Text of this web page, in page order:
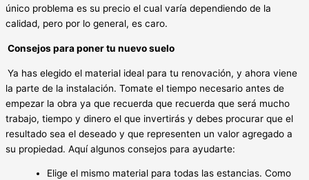
único problema es su precio el cual varía dependiendo de la
calidad, pero por lo general, es caro.
Consejos para poner tu nuevo suelo
Ya has elegido el material ideal para tu renovación, y ahora viene
la parte de la instalación. Tomate el tiempo necesario antes de
empezar la obra ya que recuerda que recuerda que será mucho
trabajo, tiempo y dinero el que invertirás y debes procurar que el
resultado sea el deseado y que representen un valor agregado a
su propiedad. Aquí algunos consejos para ayudarte:
Elige el mismo material para todas las estancias. Como